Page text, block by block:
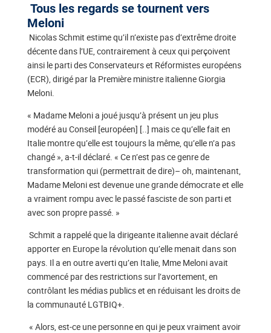
Tous les regards se tournent vers
Meloni
Nicolas Schmit estime qu’il n’existe pas d’extrême droite
décente dans l’UE, contrairement à ceux qui perçoivent
ainsi le parti des Conservateurs et Réformistes européens
(ECR), dirigé par la Première ministre italienne Giorgia
Meloni.
« Madame Meloni a joué jusqu’à présent un jeu plus
modéré au Conseil [européen] [..] mais ce qu’elle fait en
Italie montre qu’elle est toujours la même, qu’elle n’a pas
changé », a-t-il déclaré. « Ce n’est pas ce genre de
transformation qui (permettrait de dire)– oh, maintenant,
Madame Meloni est devenue une grande démocrate et elle
a vraiment rompu avec le passé fasciste de son parti et
avec son propre passé. »
Schmit a rappelé que la dirigeante italienne avait déclaré
apporter en Europe la révolution qu’elle menait dans son
pays. Il a en outre averti qu’en Italie, Mme Meloni avait
commencé par des restrictions sur l’avortement, en
contrôlant les médias publics et en réduisant les droits de
la communauté LGTBIQ+.
« Alors, est-ce une personne en qui je peux vraiment avoir